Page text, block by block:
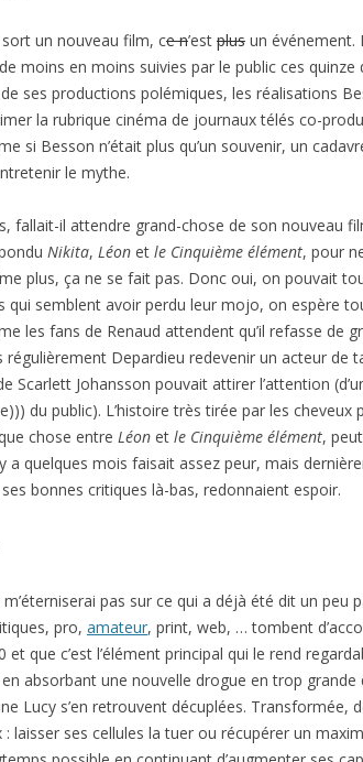
un nouveau film, ce n’est plus un événement.
moins en moins suivies par le public ces quinze
ses productions polémiques, les réalisations
la rubrique cinéma de journaux télés co-
si Besson n’était plus qu’un souvenir, un
le mythe.
fallait-il attendre grand-chose de son nouveau
Nikita, Léon et le Cinquième élément, pour
plus, ça ne se fait pas. Donc oui, on pouvait
qui semblent avoir perdu leur mojo, on espère
les fans de Renaud attendent qu’il refasse de
Depardieu redevenir un acteur de
Scarlett Johansson pouvait attirer l’attention
du public). L’histoire très tirée par les
chose entre Léon et le Cinquième élément,
a quelques mois faisait assez peur, mais
bonnes critiques là-bas, redonnaient espoir.
pas sur ce qui a déjà été dit un peu
pro, amateur, print, web, … tombent
et que c’est l’élément principal qui le rend
absorbant une nouvelle drogue en trop grande
Lucy s’en retrouvent décuplées. Transformée,
: laisser ses cellules la tuer ou récupérer un